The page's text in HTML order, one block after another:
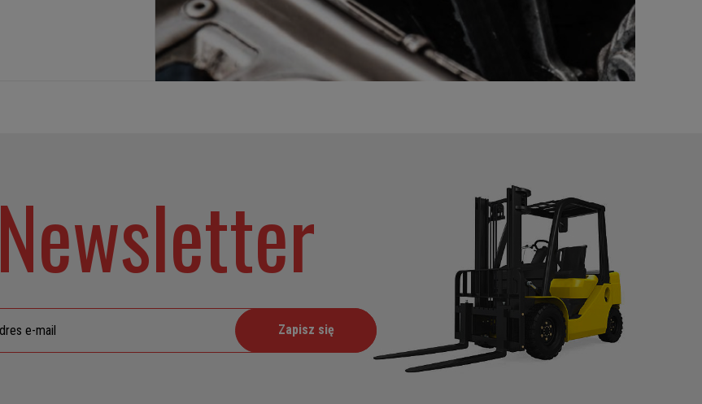
Newsletter
Zapisz się